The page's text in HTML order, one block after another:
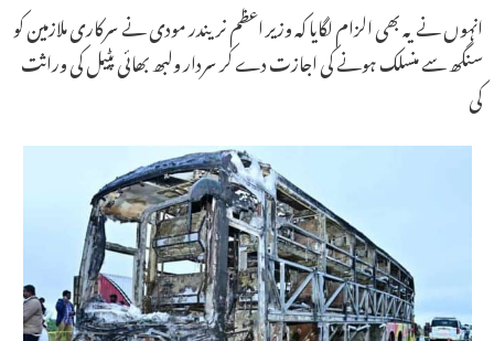
انہوں نے یہ بھی الزام لگایا کہ وزیر اعظم نریندر مودی نے سرکاری ملازمین کو
سنگھ سے منسلک ہونے کی اجازت دے کر سردار ولبھ بھائی پٹیل کی وراثت
کی